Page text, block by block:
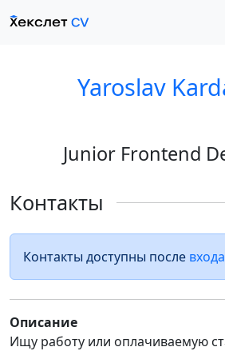
Yaroslav
Junior Frontend
Контакты
Контакты доступны после входа
Описание
Ищу работу или оплачиваемую